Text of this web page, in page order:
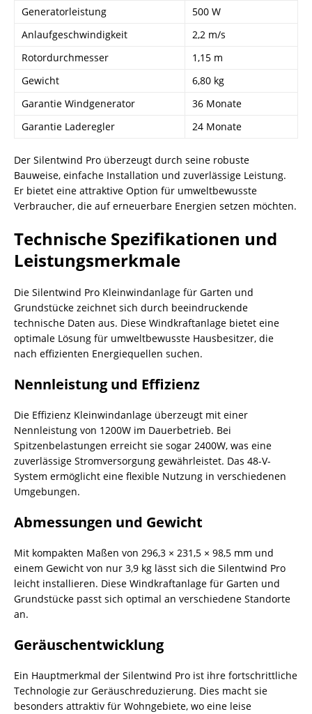
Generatorleistung
500 W
Anlaufgeschwindigkeit
2,2 m/s
Rotordurchmesser
1,15 m
Gewicht
6,80 kg
Garantie Windgenerator
36 Monate
Garantie Laderegler
24 Monate
Der Silentwind Pro überzeugt durch seine robuste
Bauweise, einfache Installation und zuverlässige Leistung.
Er bietet eine attraktive Option für umweltbewusste
Verbraucher, die auf erneuerbare Energien setzen möchten.
Technische Spezifikationen und
Leistungsmerkmale
Die Silentwind Pro Kleinwindanlage für Garten und
Grundstücke zeichnet sich durch beeindruckende
technische Daten aus. Diese Windkraftanlage bietet eine
optimale Lösung für umweltbewusste Hausbesitzer, die
nach effizienten Energiequellen suchen.
Nennleistung und Effizienz
Die Effizienz Kleinwindanlage überzeugt mit einer
Nennleistung von 1200W im Dauerbetrieb. Bei
Spitzenbelastungen erreicht sie sogar 2400W, was eine
zuverlässige Stromversorgung gewährleistet. Das 48-V-
System ermöglicht eine flexible Nutzung in verschiedenen
Umgebungen.
Abmessungen und Gewicht
Mit kompakten Maßen von 296,3 × 231,5 × 98,5 mm und
einem Gewicht von nur 3,9 kg lässt sich die Silentwind Pro
leicht installieren. Diese Windkraftanlage für Garten und
Grundstücke passt sich optimal an verschiedene Standorte
an.
Geräuschentwicklung
Ein Hauptmerkmal der Silentwind Pro ist ihre fortschrittliche
Technologie zur Geräuschreduzierung. Dies macht sie
besonders attraktiv für Wohngebiete, wo eine leise